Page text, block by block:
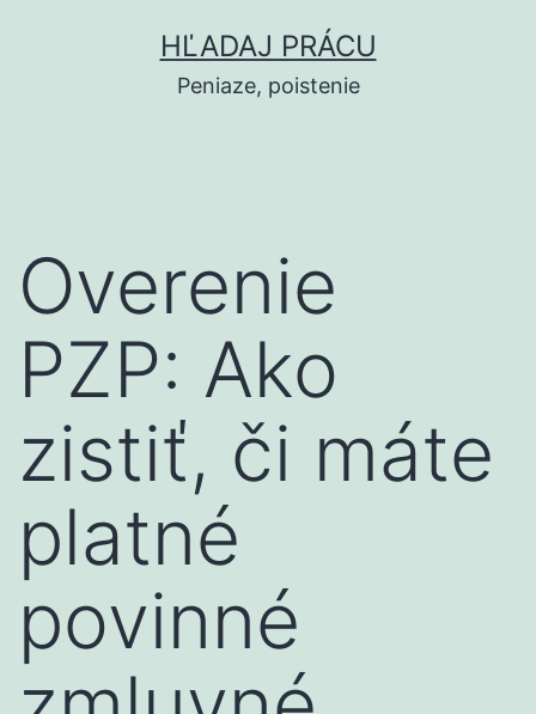
HĽADAJ PRÁCU
Peniaze, poistenie
Overenie
PZP: Ako
zistiť, či máte
platné
povinné